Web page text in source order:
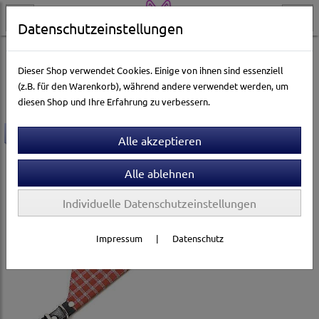
Hundewelt Halsbänder & Leinen
Halsbänder
Lederhalsbänder
Datenschutzeinstellungen
Dieser Shop verwendet Cookies. Einige von ihnen sind essenziell
(z.B. für den Warenkorb), während andere verwendet werden, um
diesen Shop und Ihre Erfahrung zu verbessern.
Individuelle Datenschutzeinstellungen
Impressum | Datenschutz